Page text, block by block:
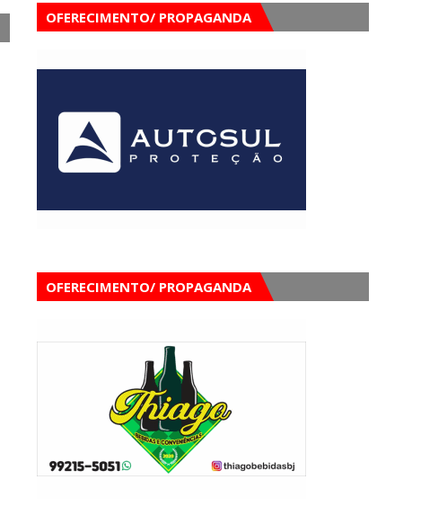
OFERECIMENTO/ PROPAGANDA
OFERECIMENTO/ PROPAGANDA